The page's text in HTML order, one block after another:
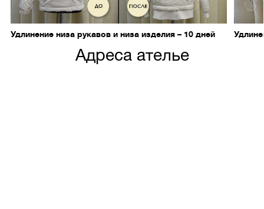
Удлинение низа рукавов и низа изделия – 10 дней
Адреса ателье